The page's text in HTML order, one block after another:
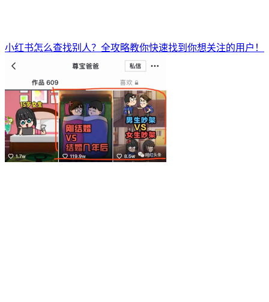
小红书怎么查找别人？全攻略教你快速找到你想关注的用户！